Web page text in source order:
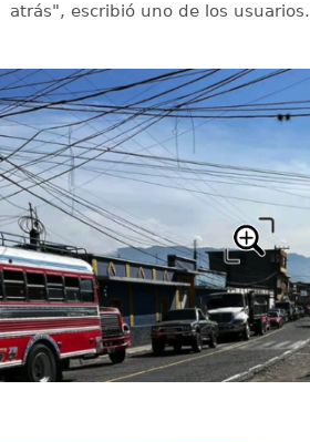
atrás", escribió uno de los usuarios.